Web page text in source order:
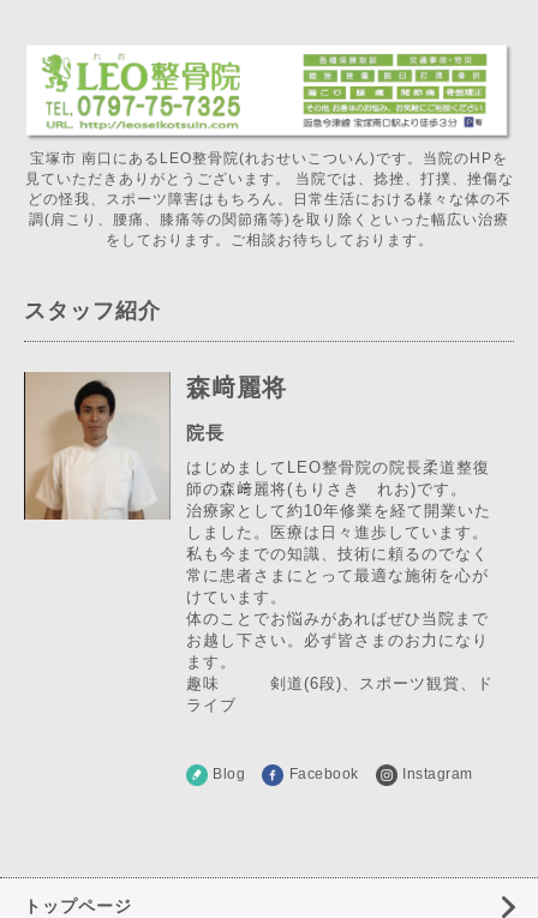
宝塚市 南口にあるLEO整骨院(れおせいこついん)です。当院のHPを
見ていただきありがとうございます。 当院では、捻挫、打撲、挫傷な
どの怪我、スポーツ障害はもちろん。日常生活における様々な体の不
調(肩こり、腰痛、膝痛等の関節痛等)を取り除くといった幅広い治療
をしております。ご相談お待ちしております。
スタッフ紹介
森﨑麗将
院長
はじめましてLEO整骨院の院長柔道整復
師の森﨑麗将(もりさき れお)です。
治療家として約10年修業を経て開業いた
しました。医療は日々進歩しています。
私も今までの知識、技術に頼るのでなく
常に患者さまにとって最適な施術を心が
けています。
体のことでお悩みがあればぜひ当院まで
お越し下さい。必ず皆さまのお力になり
ます。
趣味 剣道(6段)、スポーツ観賞、ド
ライブ
Blog Facebook Instagram
トップページ